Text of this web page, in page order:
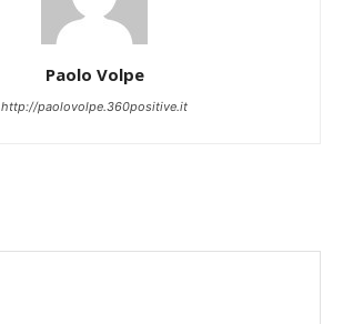
Paolo Volpe
http://paolovolpe.360positive.it